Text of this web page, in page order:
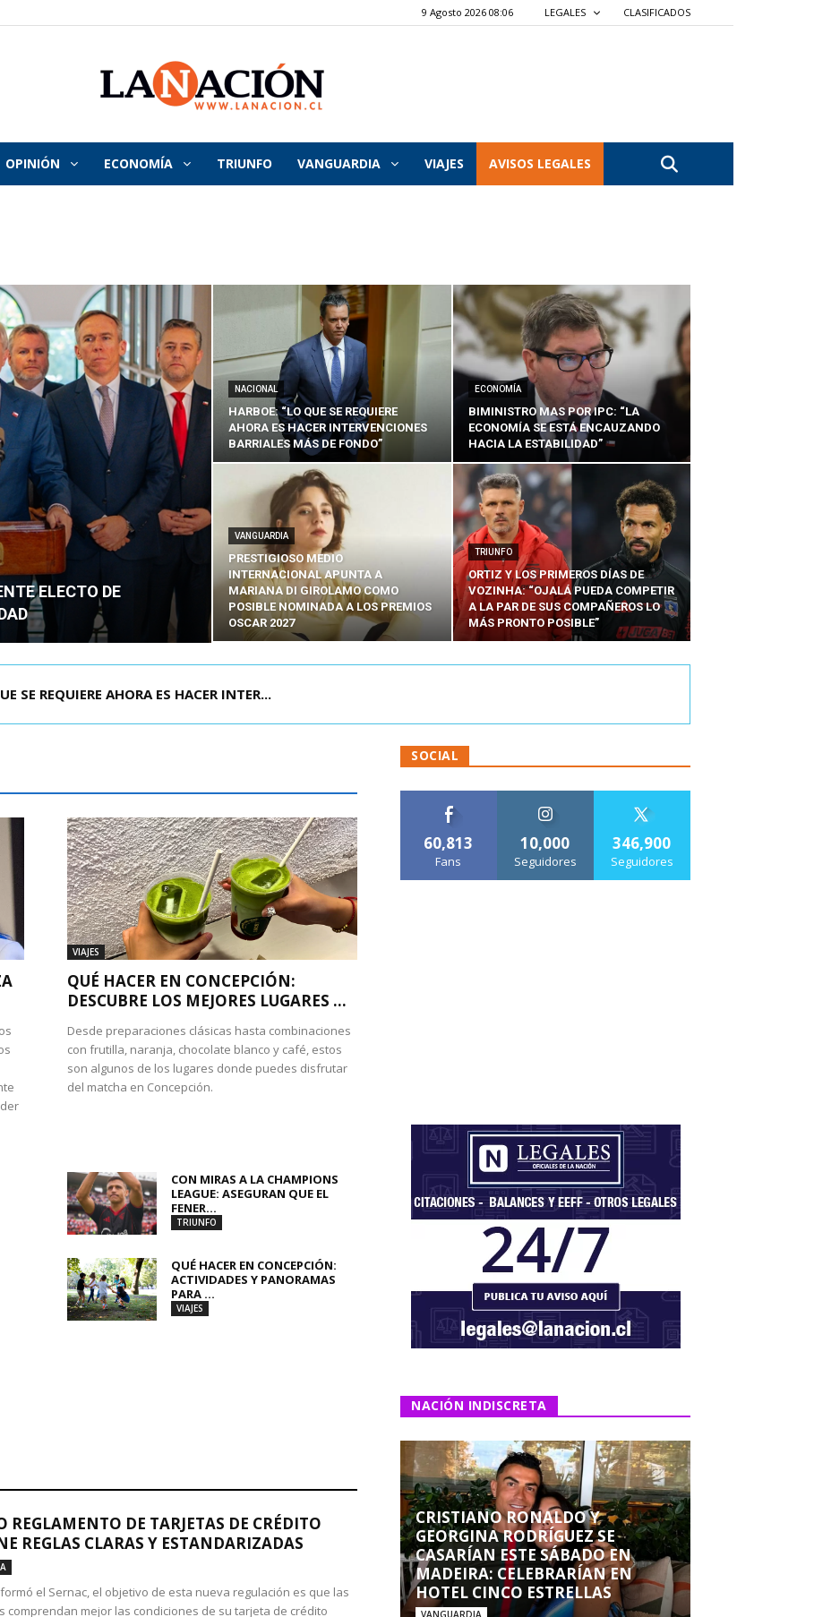
9 Agosto 2026 08:06 LEGALES CLASIFICADOS
La
Nación
OPINIÓN ECONOMÍA TRIUNFO VANGUARDIA VIAJES AVISOS LEGALES
ELECTO DE
NACIONAL
HARBOE: “LO QUE SE REQUIERE
AHORA ES HACER INTERVENCIONES
BARRIALES MÁS DE FONDO”
ECONOMÍA
BIMINISTRO MAS POR IPC: “LA
ECONOMÍA SE ESTÁ ENCAUZANDO
HACIA LA ESTABILIDAD”
VANGUARDIA
PRESTIGIOSO MEDIO
INTERNACIONAL APUNTA A
MARIANA DI GIROLAMO COMO
POSIBLE NOMINADA A LOS PREMIOS
OSCAR 2027
TRIUNFO
ORTIZ Y LOS PRIMEROS DÍAS DE
VOZINHA: “OJALÁ PUEDA COMPETIR
A LA PAR DE SUS COMPAÑEROS LO
MÁS PRONTO POSIBLE”
POR IPC: “LA ECONOMÍA SE ESTÁ ENC...
VIAJES
QUÉ HACER EN CONCEPCIÓN:
DESCUBRE LOS MEJORES LUGARES ...
Desde preparaciones clásicas hasta combinaciones
con frutilla, naranja, chocolate blanco y café, estos
son algunos de los lugares donde puedes disfrutar
del matcha en Concepción.
CON MIRAS A LA CHAMPIONS
LEAGUE: ASEGURAN QUE EL
FENER...
TRIUNFO
QUÉ HACER EN CONCEPCIÓN:
ACTIVIDADES Y PANORAMAS
PARA ...
VIAJES
REGLAMENTO DE TARJETAS DE CRÉDITO
REGLAS CLARAS Y ESTANDARIZADAS
el Sernac, el objetivo de esta nueva regulación es que las
comprendan mejor las condiciones de su tarjeta de crédito
SOCIAL
60,813
Fans
10,000
Seguidores
346,900
Seguidores
NACIÓN INDISCRETA
CRISTIANO RONALDO Y
GEORGINA RODRÍGUEZ SE
CASARÍAN ESTE SÁBADO EN
MADEIRA: CELEBRARÍAN EN
HOTEL CINCO ESTRELLAS
VANGUARDIA